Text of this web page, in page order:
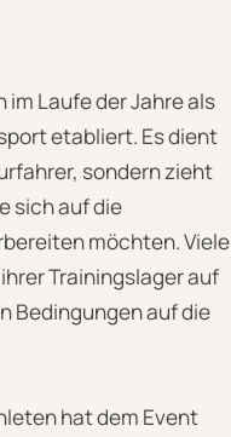
Laufe der Jahre als
etabliert. Es dient
sondern zieht
sich auf die
möchten. Viele
Trainingslager auf
Bedingungen auf die
hat dem Event